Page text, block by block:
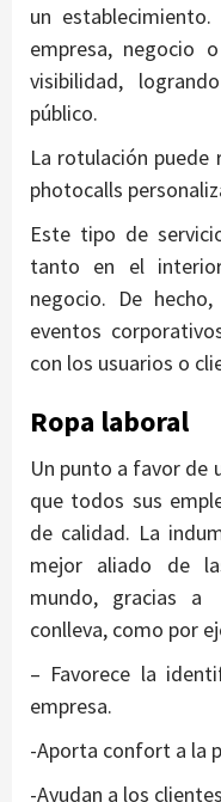
un
empresa, negocio
visibilidad,
público.
La rotulación puede
photocalls
Este tipo de
tanto en el
negocio. De
eventos
con los usuarios o
Ropa laboral
Un punto a favor de
que todos sus
de calidad. La
mejor aliado de
mundo, gracias a
conlleva, como por
– Favorece la
empresa.
-Aporta confort a la
-Ayudan a los